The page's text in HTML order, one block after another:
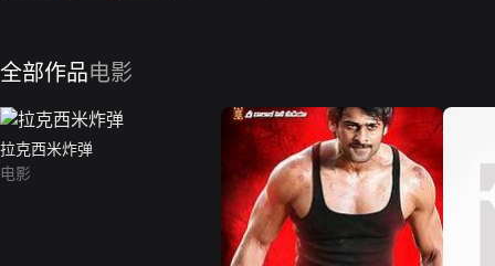
全部作品电影
拉克西米炸弹
电影